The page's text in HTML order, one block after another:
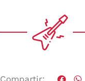
Compartir: